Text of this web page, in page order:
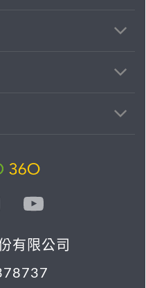
有限公司